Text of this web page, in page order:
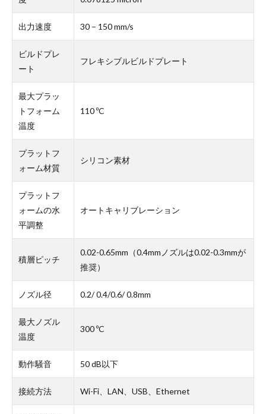
出力速度 30 – 150 mm/s
ビルドプレ
ート
フレキシブルビルドプレート
最大プラッ
トフォーム
温度
110 ºC
プラットフ
ォーム材質
シリコン素材
プラットフ
ォームの水
平調整
オートキャリブレーション
積層ピッチ
0.02-0.65mm（0.4mmノズルは0.02-0.3mmが
推奨）
ノズル径 0.2/ 0.4/0.6/ 0.8mm
最大ノズル
温度
300 ºC
動作騒音 50 dB以下
接続方法 Wi-Fi、LAN、USB、Ethernet